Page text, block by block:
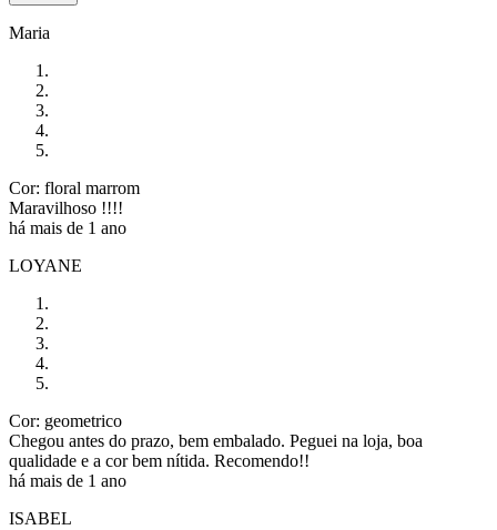
Maria
Cor: floral marrom
Maravilhoso !!!!
há mais de 1 ano
LOYANE
Cor: geometrico
Chegou antes do prazo, bem embalado. Peguei na loja, boa
qualidade e a cor bem nítida. Recomendo!!
há mais de 1 ano
ISABEL